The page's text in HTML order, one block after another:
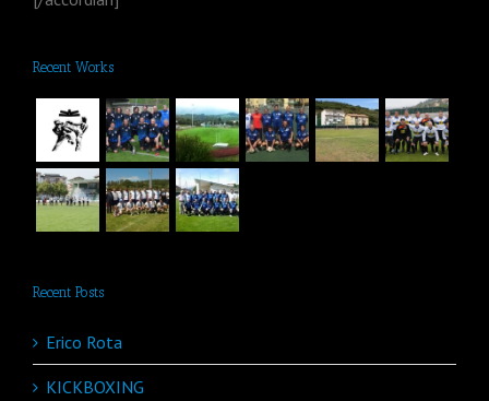
Recent Works
Recent Posts
Erico Rota
KICKBOXING